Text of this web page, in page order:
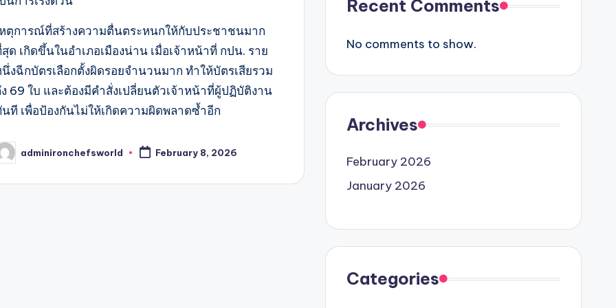
ตุการณ์ที่สร้างความตื่นตระหนกให้กับประชาชนมาก
ด เกิดขึ้นในอำเภอเมืองน่าน เมื่อเจ้าหน้าที่ กปน. ราย
งฉีกบัตรเลือกตั้งผิดรอยจำนวนมาก ทำให้บัตรเสียรวม
69 ใบ และต้องมีคำสั่งเปลี่ยนตัวเจ้าหน้าที่ผู้ปฏิบัติงาน
ที เพื่อป้องกันไม่ให้เกิดความผิดพลาดซ้ำอีก
adminironchefsworld February 8, 2026
Recent Comments
No comments to show.
Archives
February 2026
January 2026
Categories